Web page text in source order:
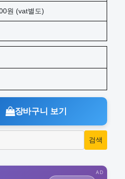
원 (vat별도)
장바구니 보기
AD